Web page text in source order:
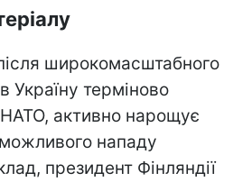
широкомасштабного
Україну терміново
активно нарощує
нападу
президент Фінляндії